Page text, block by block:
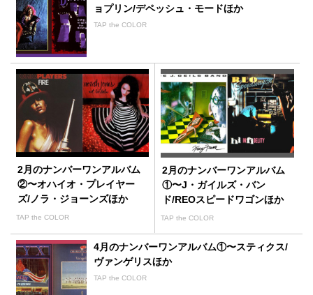
ョプリン/デペッシュ・モードほか
TAP the COLOR
2月のナンバーワンアルバム
②〜オハイオ・プレイヤー
ズ/ノラ・ジョーンズほか
TAP the COLOR
2月のナンバーワンアルバム
①〜J・ガイルズ・バン
ド/REOスピードワゴンほか
TAP the COLOR
4月のナンバーワンアルバム①〜スティクス/
ヴァンゲリスほか
TAP the COLOR